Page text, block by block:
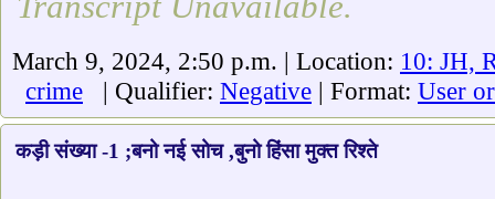
March 9, 2024, 2:50 p.m. | Location: 10: JH,
crime | Qualifier: Negative | Format: User
कड़ी संख्या -1 ;बनो नई सोच ,बुनो हिंसा मुक्त रिश्ते